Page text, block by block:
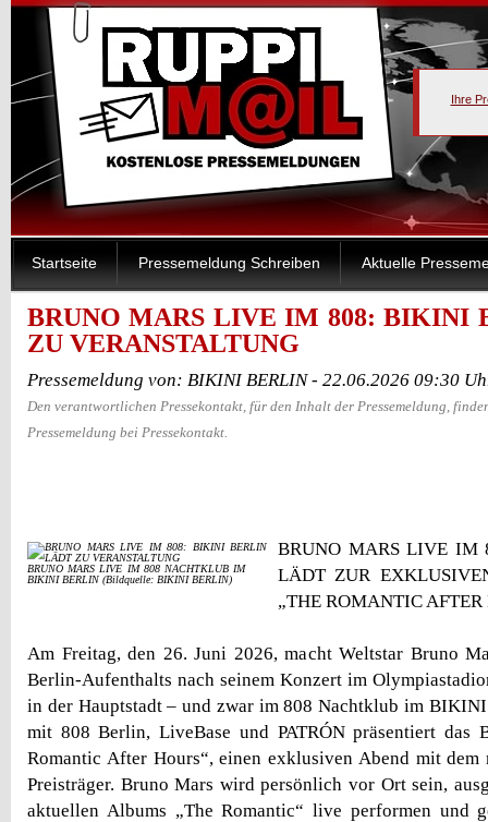
Ihre
Startseite Pressemeldung Schreiben Aktuelle
BRUNO MARS LIVE IM 808: BIKINI
ZU VERANSTALTUNG
Pressemeldung von: BIKINI BERLIN - 22.06.2026 09:30
Den verantwortlichen Pressekontakt, für den Inhalt der Pressemeldung,
Pressemeldung bei Pressekontakt.
BRUNO MARS LIVE IM 808 NACHTKLUB IM
BIKINI BERLIN (Bildquelle: BIKINI BERLIN)
BRUNO MARS LIVE IM
LÄDT ZUR
„THE ROMANTIC AFTER
Am Freitag, den 26. Juni 2026, macht Weltstar Bruno
Berlin-Aufenthalts nach seinem Konzert im
in der Hauptstadt – und zwar im 808 Nachtklub im BIKINI
mit 808 Berlin, LiveBase und PATRÓN präsentiert das
Romantic After Hours“, einen exklusiven Abend mit dem
Preisträger. Bruno Mars wird persönlich vor Ort sein,
aktuellen Albums „The Romantic“ live performen und